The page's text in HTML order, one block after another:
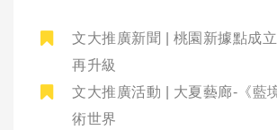
文大推廣新聞 | 桃園新據點成
再升級
文大推廣活動 | 大夏藝廊-《藍
術世界